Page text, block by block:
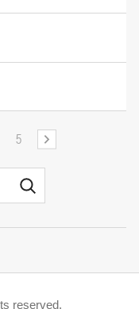
5
reserved.